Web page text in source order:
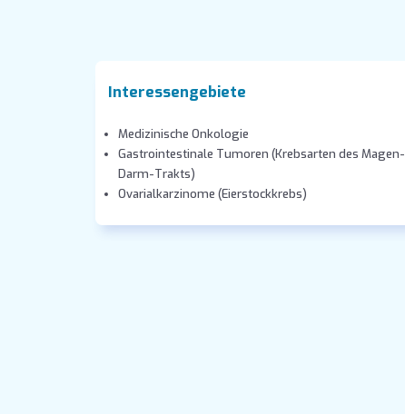
Interessengebiete
Medizinische Onkologie
Gastrointestinale Tumoren (Krebsarten des Magen-
Darm-Trakts)
Ovarialkarzinome (Eierstockkrebs)